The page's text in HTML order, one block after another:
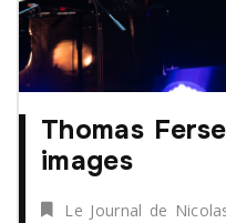
Thomas
images
Le Journal de